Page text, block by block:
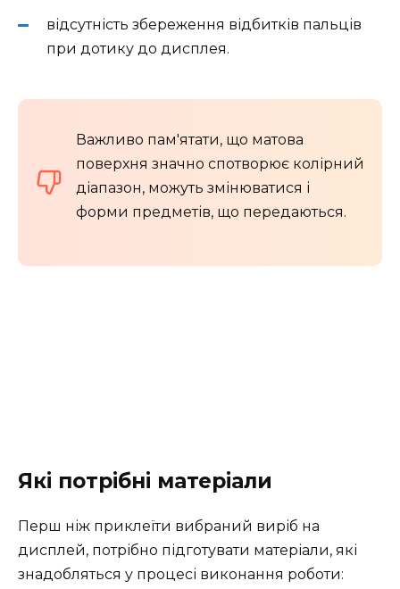
відсутність збереження відбитків пальців
при дотику до дисплея.
Важливо пам'ятати, що матова
поверхня значно спотворює колірний
діапазон, можуть змінюватися і
форми предметів, що передаються.
Які потрібні матеріали
Перш ніж приклеїти вибраний виріб на
дисплей, потрібно підготувати матеріали, які
знадобляться у процесі виконання роботи: